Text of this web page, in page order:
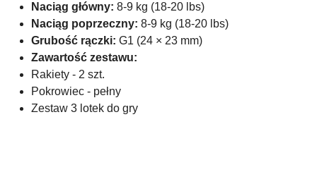
Naciąg główny: 8-9 kg (18-20 lbs)
Naciąg poprzeczny: 8-9 kg (18-20 lbs)
Grubość rączki: G1 (24 × 23 mm)
Zawartość zestawu:
Rakiety - 2 szt.
Pokrowiec - pełny
Zestaw 3 lotek do gry